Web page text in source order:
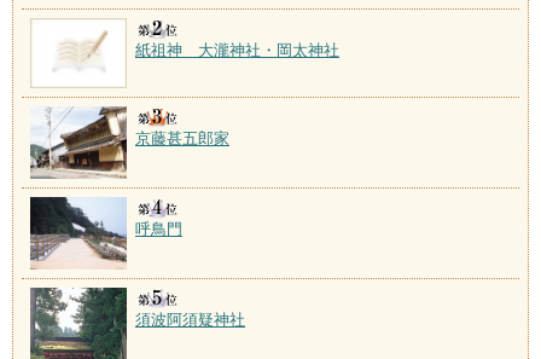
紙祖神 大瀧神社・岡太神社
京藤甚五郎家
呼鳥門
須波阿須疑神社